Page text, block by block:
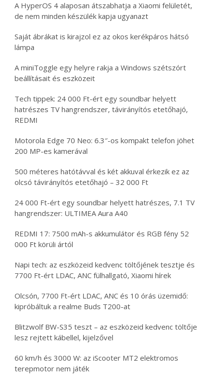
A HyperOS 4 alaposan átszabhatja a Xiaomi felületét,
de nem minden készülék kapja ugyanazt
Saját ábrákat is kirajzol ez az okos kerékpáros hátsó
lámpa
A miniToggle egy helyre rakja a Windows szétszórt
beállításait és eszközeit
Tech tippek: 24 000 Ft-ért egy soundbar helyett
hatrészes TV hangrendszer, távirányítós etetőhajó,
REDMI
Motorola Edge 70 Neo: 6.3″-os kompakt telefon jöhet
200 MP-es kamerával
500 méteres hatótávval és két akkuval érkezik ez az
olcsó távirányítós etetőhajó – 32 000 Ft
24 000 Ft-ért egy soundbar helyett hatrészes, 7.1 TV
hangrendszer: ULTIMEA Aura A40
REDMI 17: 7500 mAh-s akkumulátor és RGB fény 52
000 Ft körüli ártól
Napi tech: az eszközeid kedvenc töltőjének tesztje és
7700 Ft-ért LDAC, ANC fülhallgató, Xiaomi hírek
Olcsón, 7700 Ft-ért LDAC, ANC és 10 órás üzemidő:
kipróbáltuk a realme Buds T200-at
Blitzwolf BW-S35 teszt – az eszközeid kedvenc töltője
lesz rejtett kábellel, kijelzővel
60 km/h és 3000 W: az iScooter MT2 elektromos
terepmotor nem játék